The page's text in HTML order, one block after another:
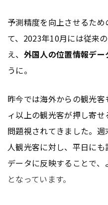
予測精度を向上させるた
て、2023年10月には従来
え、 外国人の位置情報デ
うに。
昨今では海外からの観光
ィ以上の観光客が押し寄せ
問題視されてきました。
人観光客に対し、平日に
データに反映することで
となっています。